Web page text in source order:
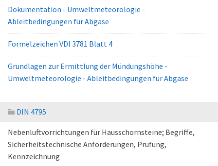
Dokumentation - Umweltmeteorologie -
Ableitbedingungen für Abgase
Formelzeichen VDI 3781 Blatt 4
Grundlagen zur Ermittlung der Mündungshöhe -
Umweltmeteorologie - Ableitbedingungen für Abgase
DIN 4795
Nebenluftvorrichtungen für Hausschornsteine; Begriffe,
Sicherheitstechnische Anforderungen, Prüfung,
Kennzeichnung